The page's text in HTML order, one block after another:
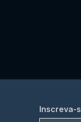
Inscreva-